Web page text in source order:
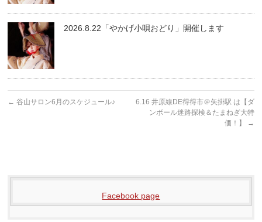
2026.8.22「やかげ小唄おどり」開催します
← 谷山サロン6月のスケジュール♪
6.16 井原線DE得得市＠矢掛駅 は【ダ
ンボール迷路探検＆たまねぎ大特
価！】
→
Facebook page